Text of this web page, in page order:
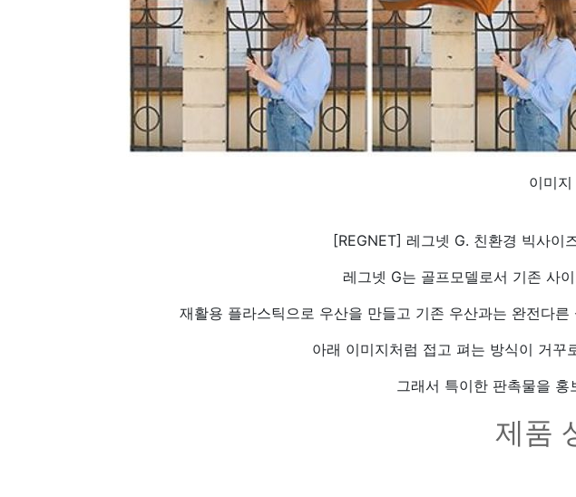
이미
[REGNET] 레그넷 G. 친환경 빅사이
레그넷 G는 골프모델로서 기존 사
재활용 플라스틱으로 우산을 만들고 기존 우산과는 완전다
아래 이미지처럼 접고 펴는 방식이 거
그래서 특이한 판촉물을
제품